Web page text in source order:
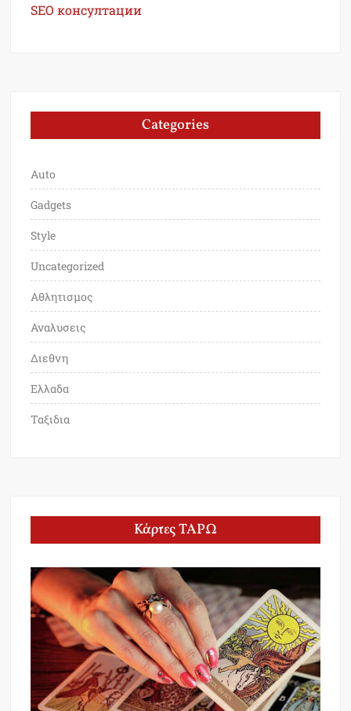
SEO консултации
Categories
Auto
Gadgets
Style
Uncategorized
Αθλητισμος
Αναλυσεις
Διεθνη
Ελλαδα
Ταξιδια
Κάρτες ΤΑΡΩ